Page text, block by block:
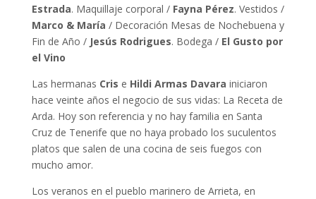
Estrada. Maquillaje corporal / Fayna Pérez. Vestidos /
Marco & María / Decoración Mesas de Nochebuena y
Fin de Año / Jesús Rodrigues. Bodega / El Gusto por
el Vino
Las hermanas Cris e Hildi Armas Davara iniciaron
hace veinte años el negocio de sus vidas: La Receta de
Arda. Hoy son referencia y no hay familia en Santa
Cruz de Tenerife que no haya probado los suculentos
platos que salen de una cocina de seis fuegos con
mucho amor.
Los veranos en el pueblo marinero de Arrieta, en